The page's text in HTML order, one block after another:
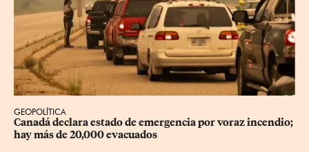
GEOPOLÍTICA
Canadá declara estado de emergencia por voraz incendio;
hay más de 20,000 evacuados